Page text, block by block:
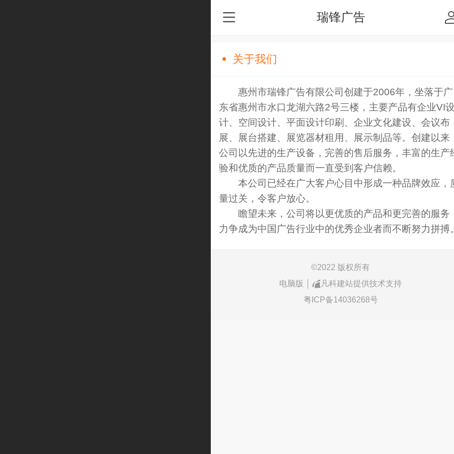
瑞锋广告
关于我们
惠州市瑞锋广告有限公司创建于2006年，坐落于广
东省惠州市水口龙湖六路2号三楼，主要产品有企业VI
计、空间设计、平面设计印刷、企业文化建设、会议布
展、展台搭建、展览器材租用、展示制品等。创建以来
公司以先进的生产设备，完善的售后服务，丰富的生产
验和优质的产品质量而一直受到客户信赖。
本公司已经在广大客户心目中形成一种品牌效应，
量过关，令客户放心。
瞻望未来，公司将以更优质的产品和更完善的服务
力争成为中国广告行业中的优秀企业者而不断努力拼搏
©2022 版权所有
电脑版
凡科建站提供技术支持
粤ICP备14036268号